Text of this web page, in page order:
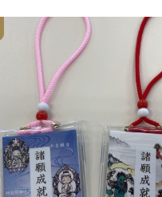
定しております。
川温泉街） 7月24日（
時間予定》
太鼓』郷土芸能
PANIC!』ミニライブ
Ship』 ミニライブ
太郎』和太鼓奏者
田オレ』 お笑いライブ